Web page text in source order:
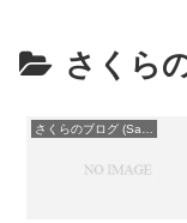
さくら